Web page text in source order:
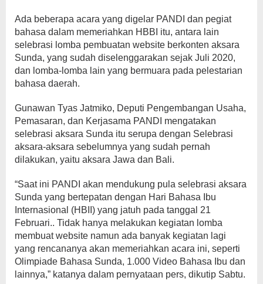
Ada beberapa acara yang digelar PANDI dan pegiat
bahasa dalam memeriahkan HBBI itu, antara lain
selebrasi lomba pembuatan website berkonten aksara
Sunda, yang sudah diselenggarakan sejak Juli 2020,
dan lomba-lomba lain yang bermuara pada pelestarian
bahasa daerah.
Gunawan Tyas Jatmiko, Deputi Pengembangan Usaha,
Pemasaran, dan Kerjasama PANDI mengatakan
selebrasi aksara Sunda itu serupa dengan Selebrasi
aksara-aksara sebelumnya yang sudah pernah
dilakukan, yaitu aksara Jawa dan Bali.
“Saat ini PANDI akan mendukung pula selebrasi aksara
Sunda yang bertepatan dengan Hari Bahasa Ibu
Internasional (HBII) yang jatuh pada tanggal 21
Februari.. Tidak hanya melakukan kegiatan lomba
membuat website namun ada banyak kegiatan lagi
yang rencananya akan memeriahkan acara ini, seperti
Olimpiade Bahasa Sunda, 1.000 Video Bahasa Ibu dan
lainnya,” katanya dalam pernyataan pers, dikutip Sabtu.